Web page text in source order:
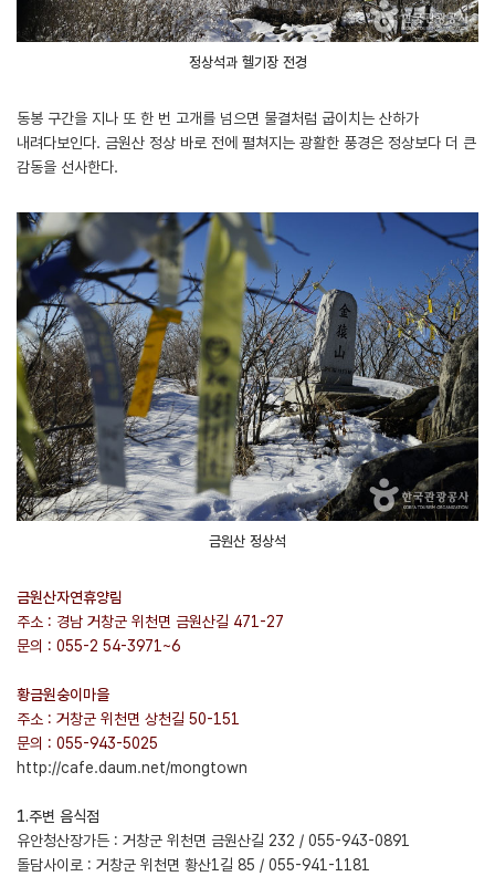
정상석과 헬기장 전경
동봉 구간을 지나 또 한 번 고개를 넘으면 물결처럼 굽이치는 산하가
내려다보인다. 금원산 정상 바로 전에 펼쳐지는 광활한 풍경은 정상보다 더 큰
감동을 선사한다.
금원산 정상석
금원산자연휴양림
주소 : 경남 거창군 위천면 금원산길 471-27
문의 : 055-2 54-3971~6
황금원숭이마을
주소 : 거창군 위천면 상천길 50-151
문의 : 055-943-5025
http://cafe.daum.net/mongtown
1.주변 음식점
유안청산장가든 : 거창군 위천면 금원산길 232 / 055-943-0891
돌담사이로 : 거창군 위천면 황산1길 85 / 055-941-1181